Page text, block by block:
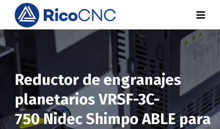
Reductor de engranajes
planetarios VRSF-3C-
750 Nidec Shimpo ABLE para